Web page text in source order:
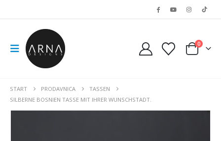
0
START PRODAVNICA
TASSEN
SILBERNE BOSNIEN TASSE MIT IHRER WUNSCHSTADT.